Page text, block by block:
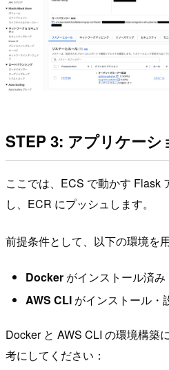
STEP 3: アプリケーシ
ここでは、ECS で動かす Flask
し、ECR にプッシュします。
前提条件として、以下の環境を
Dockerがインストール済み
AWS CLIがインストール・
Docker と AWS CLI の環境構築
考にしてください：